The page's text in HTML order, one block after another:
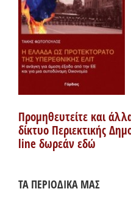
Προμηθευτείτε και
δίκτυο Περιεκτικής
line δωρεάν εδώ
ΤΑ ΠΕΡΙΟΔΙΚΑ ΜΑΣ